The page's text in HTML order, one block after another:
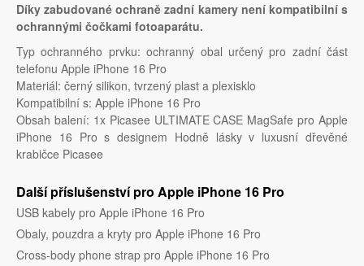
Díky zabudované ochraně zadní kamery není kompatibilní s
ochrannými čočkami fotoaparátu.
Typ ochranného prvku: ochranný obal určený pro zadní část
telefonu Apple iPhone 16 Pro
Materiál: černý silikon, tvrzený plast a plexisklo
Kompatibilní s: Apple iPhone 16 Pro
Obsah balení: 1x Picasee ULTIMATE CASE MagSafe pro Apple
iPhone 16 Pro s designem Hodně lásky v luxusní dřevěné
krabičce Picasee
Další příslušenství pro Apple iPhone 16 Pro
USB kabely pro Apple iPhone 16 Pro
Obaly, pouzdra a kryty pro Apple iPhone 16 Pro
Cross-body phone strap pro Apple iPhone 16 Pro